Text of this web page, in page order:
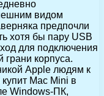
видом
предпочли
хотя бы пару USB
для подключения
корпуса.
Apple людям к
Mac Mini в
Windows-ПК,